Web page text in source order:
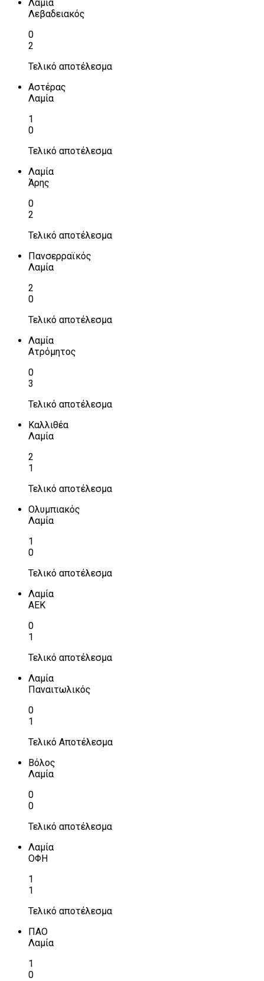
Λαμία
Λεβαδειακός
0
2
Τελικό αποτέλεσμα
Αστέρας
Λαμία
1
0
Τελικό αποτέλεσμα
Λαμία
Άρης
0
2
Τελικό αποτέλεσμα
Πανσερραϊκός
Λαμία
2
0
Τελικό αποτέλεσμα
Λαμία
Ατρόμητος
0
3
Τελικό αποτέλεσμα
Καλλιθέα
Λαμία
2
1
Τελικό αποτέλεσμα
Ολυμπιακός
Λαμία
1
0
Τελικό αποτέλεσμα
Λαμία
ΑΕΚ
0
1
Τελικό αποτέλεσμα
Λαμία
Παναιτωλικός
0
1
Τελικό Αποτέλεσμα
Βόλος
Λαμία
0
0
Τελικό αποτέλεσμα
Λαμία
ΟΦΗ
1
1
Τελικό αποτέλεσμα
ΠΑΟ
Λαμία
1
0